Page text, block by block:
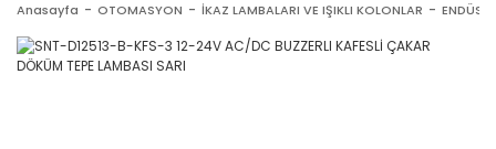
Anasayfa OTOMASYON İKAZ LAMBALARI VE IŞIKLI KOLONLAR